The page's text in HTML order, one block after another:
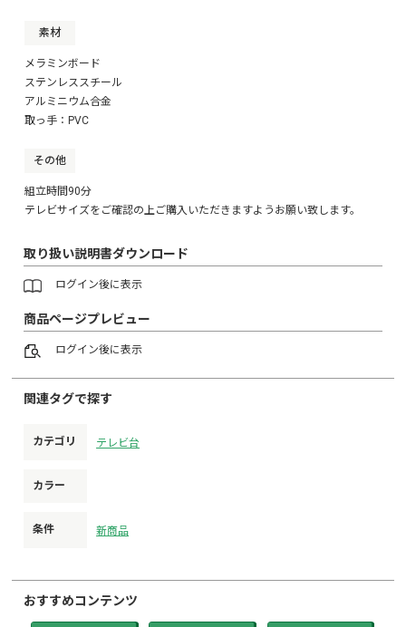
素材
メラミンボード
ステンレススチール
アルミニウム合金
取っ手：PVC
その他
組立時間90分
テレビサイズをご確認の上ご購入いただきますようお願い致します。
取り扱い説明書ダウンロード
ログイン後に表示
商品ページプレビュー
ログイン後に表示
関連タグで探す
カテゴリ テレビ台
カラー
条件 新商品
おすすめコンテンツ